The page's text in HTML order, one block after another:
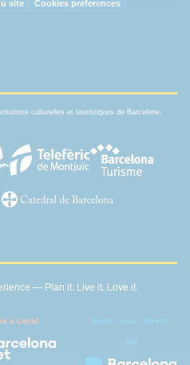
site Cookies preferences
culturelles et touristiques de Barcelone.
— Plan it. Live it. Love it.
a Local Book smart - direct -
fair